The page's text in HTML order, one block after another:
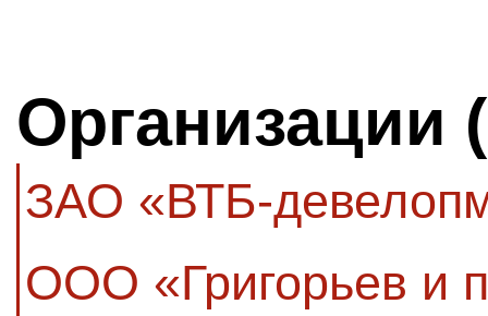
Организации
ЗАО «ВТБ-
ООО «Григорьев и